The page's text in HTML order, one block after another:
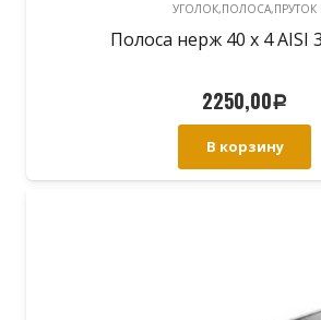
УГОЛОК,ПОЛОСА,ПРУТОК
Полоса нерж 40 х 4 AISI
2250,00Р
В корзину